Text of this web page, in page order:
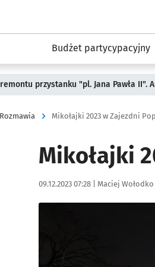
Budżet partycypacyjny
przystanku "pl. Jana Pawła II".
Mikołajki 2023 w Zajezdni
Mikołajki
Data publikacji:
09.12.2023 07:28 | Autor:
Maciej Wołodko